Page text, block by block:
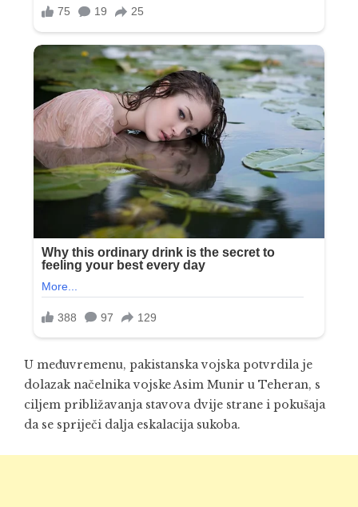
U međuvremenu, pakistanska vojska potvrdila je
dolazak načelnika vojskeAsim Munir u Teheran, s
ciljem približavanja stavova dvije strane i pokušaja
da se spriječi dalja eskalacija sukoba.